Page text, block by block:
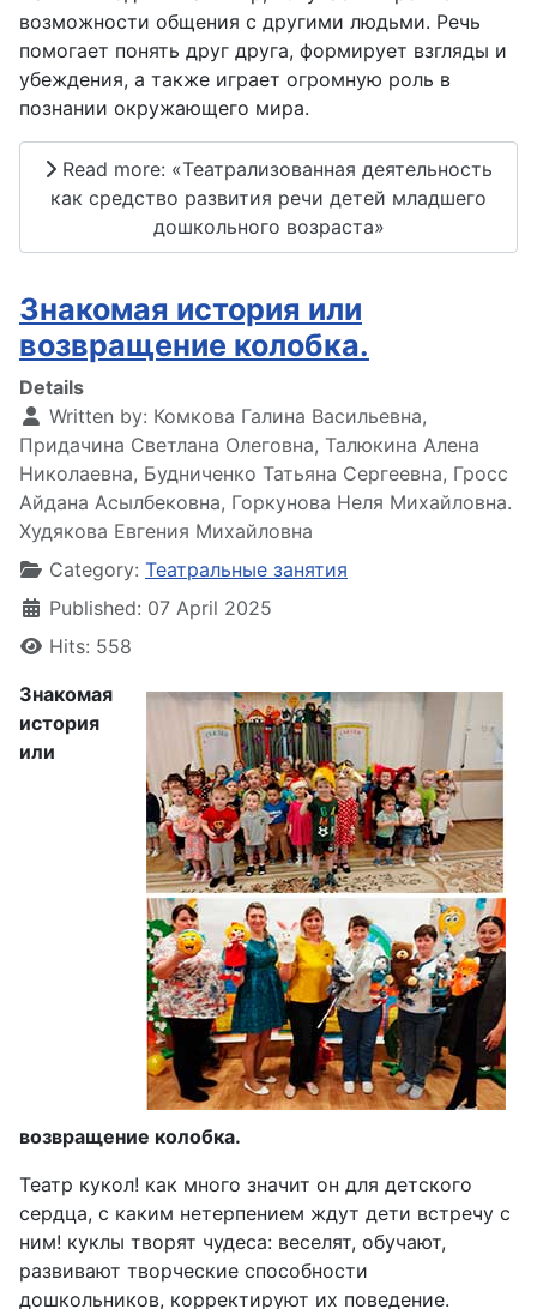
возможности общения с другими людьми. Речь
помогает понять друг друга, формирует взгляды и
убеждения, а также играет огромную роль в
познании окружающего мира.
Read more: «Театрализованная деятельность
как средство развития речи детей младшего
дошкольного возраста»
Знакомая история или
возвращение колобка.
Details
Written by: Комкова Галина Васильевна,
Придачина Светлана Олеговна, Талюкина Алена
Николаевна, Будниченко Татьяна Сергеевна, Гросс
Айдана Асылбековна, Горкунова Неля Михайловна.
Худякова Евгения Михайловна
Category: Театральные занятия
Published: 07 April 2025
Hits: 558
Знакомая
история
или
возвращение колобка.
Театр кукол! как много значит он для детского
сердца, с каким нетерпением ждут дети встречу с
ним! куклы творят чудеса: веселят, обучают,
развивают творческие способности
дошкольников, корректируют их поведение.